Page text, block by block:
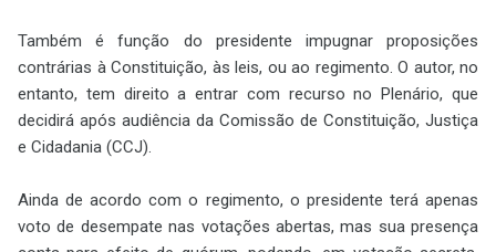
Também é função do presidente impugnar proposições
contrárias à Constituição, às leis, ou ao regimento. O autor, no
entanto, tem direito a entrar com recurso no Plenário, que
decidirá após audiência da Comissão de Constituição, Justiça
e Cidadania (CCJ).
Ainda de acordo com o regimento, o presidente terá apenas
voto de desempate nas votações abertas, mas sua presença